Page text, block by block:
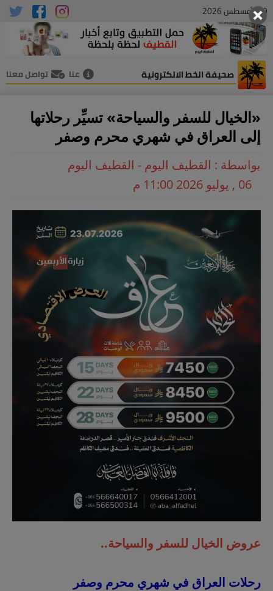
10 , أغسطس 2026
صحيفة الخط الالكترونية عنا تواصل معنا
«الخيال للسفر والسياحة» تسيِّر رحلاتها
إلى العراق في شهري محرم وصفر
بواسطة : القطيف اليوم - القطيف اليوم
06 , يوليو 2026 11:00 م
عروض الخيال للسفر والسياحة..
رحلات العراق في شهري محرم وصفر